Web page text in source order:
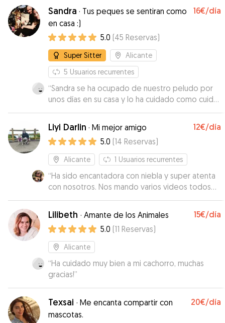
recomendable Dejé a mi perrito con Jazmín 2
días , te informa en todo momento y muy
atenta. Se ganó la confianza de mi perrito muy
rápido.”
Sandra · Tus peques se sentiran como
en casa :)
16€/día
5.0 (45 Reservas)
Super Sitter
Alicante
5 Usuarios recurrentes
“Sandra se ha ocupado de nuestro peludo por
unos días en su casa y lo ha cuidado como cuida
a los suyos dándoles toda la atención y mimos
que necesitan. De diez!
Liyi Darlin · Mi mejor amigo 12€/día
5.0 (14 Reservas)
Alicante 1 Usuarios recurrentes
“Ha sido encantadora con niebla y super atenta
con nosotros. Nos mando varios videos todos
los días y la paseo varias veces al día,
consintiéndola y mimándola mucho. Fue muy
flexible con la hora de entrega y recogida.
Estamos super contentos.”
Lilibeth · Amante de los Animales 15€/día
5.0 (11 Reservas)
Alicante
“Ha cuidado muy bien a mi cachorro, muchas
gracias!”
Texsai · Me encanta compartir con
mascotas.
20€/día